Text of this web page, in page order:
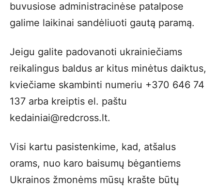
buvusiose administracinėse patalpose
galime laikinai sandėliuoti gautą paramą.
Jeigu galite padovanoti ukrainiečiams
reikalingus baldus ar kitus minėtus daiktus,
kviečiame skambinti numeriu +370 646 74
137 arba kreiptis el. paštu
kedainiai@redcross.lt.
Visi kartu pasistenkime, kad, atšalus
orams, nuo karo baisumų bėgantiems
Ukrainos žmonėms mūsų krašte būtų